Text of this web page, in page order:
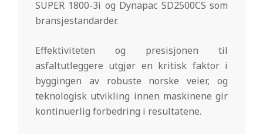
SUPER 1800-3i og Dynapac SD2500CS som
bransjestandarder.
Effektiviteten og presisjonen til
asfaltutleggere utgjør en kritisk faktor i
byggingen av robuste norske veier, og
teknologisk utvikling innen maskinene gir
kontinuerlig forbedring i resultatene.